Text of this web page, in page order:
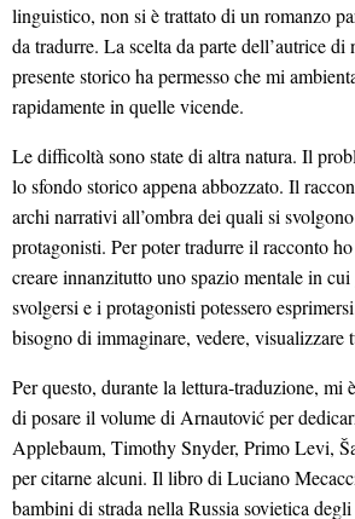
linguistico, non si è trattato di un romanzo
da tradurre. La scelta da parte dell’autrice di
presente storico ha permesso che mi
rapidamente in quelle vicende.
Le difficoltà sono state di altra natura. Il
lo sfondo storico appena abbozzato. Il
archi narrativi all’ombra dei quali si
protagonisti. Per poter tradurre il racconto
creare innanzitutto uno spazio mentale in
svolgersi e i protagonisti potessero
bisogno di immaginare, vedere, visualizzare
Per questo, durante la lettura-traduzione, mi
di posare il volume di Arnautović per
Applebaum, Timothy Snyder, Primo Levi,
per citarne alcuni. Il libro di Luciano
bambini di strada nella Russia sovietica